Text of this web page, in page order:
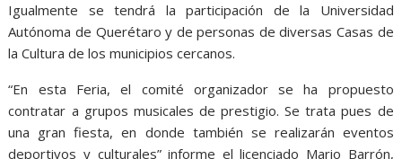
Igualmente se tendrá la participación de la Universidad
Autónoma de Querétaro y de personas de diversas Casas de
la Cultura de los municipios cercanos.
“En esta Feria, el comité organizador se ha propuesto
contratar a grupos musicales de prestigio. Se trata pues de
una gran fiesta, en donde también se realizarán eventos
deportivos y culturales” informe el licenciado Mario Barrón,